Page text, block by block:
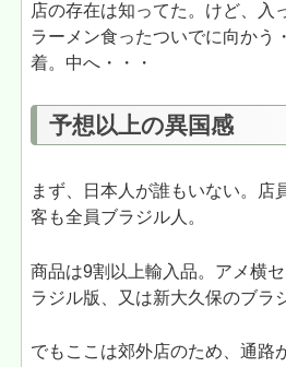
店の存在は知ってた。けど、入
ラーメン食ったついでに向かう
着。中へ・・・
予想以上の異国感
まず、日本人が誰もいない。店
客も全員ブラジル人。
商品は9割以上輸入品。アメ横
ラジル版、又は新大久保のブラ
でもここは郊外店のため、通路